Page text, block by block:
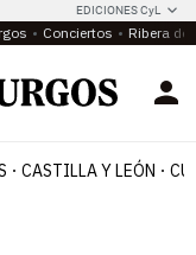
EDICIONES CyL
Conciertos Ribera del
CASTILLA Y LEÓN